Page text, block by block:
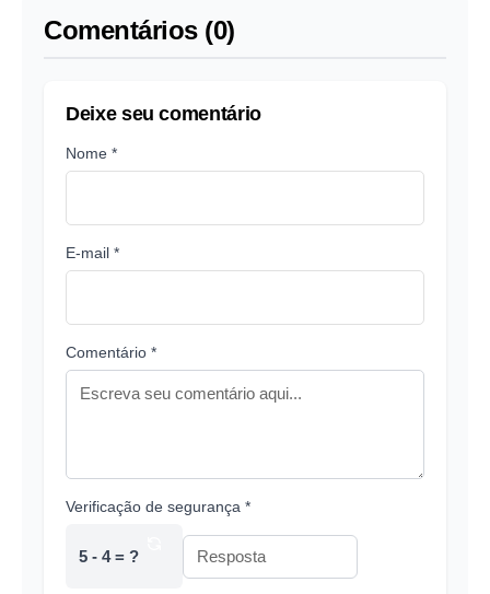
Comentários (0)
Deixe seu comentário
Nome *
E-mail *
Comentário *
Verificação de segurança *
5 - 4 = ?